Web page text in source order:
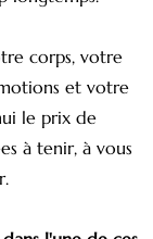
corps, votre
et votre
le prix de
à tenir, à vous